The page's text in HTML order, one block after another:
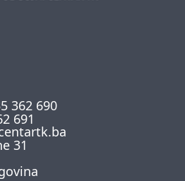
362 690
691
31